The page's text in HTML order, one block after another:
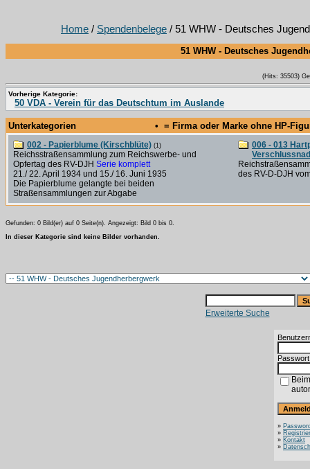
Home / Spendenbelege / 51 WHW - Deutsches
51 WHW - Deutsches
(Hits: 35503)
Vorherige Kategorie:
50 VDA - Verein für das Deutschtum im Auslande
Unterkategorien • = Firma oder Marke ohne HP-
002 - Papierblume (Kirschblüte) (1)
Reichsstraßensammlung zum Reichswerbe- und
Opfertag des RV-DJH Serie komplett
21./ 22. April 1934 und 15./ 16. Juni 1935
Die Papierblume gelangte bei beiden
Straßensammlungen zur Abgabe
006 - 013
des RV-D-DJH
Gefunden: 0 Bild(er) auf 0 Seite(n). Angezeigt: Bild 0 bis 0.
In dieser Kategorie sind keine Bilder vorhanden.
Erweiterte Suche
»
»
» Kontakt
»